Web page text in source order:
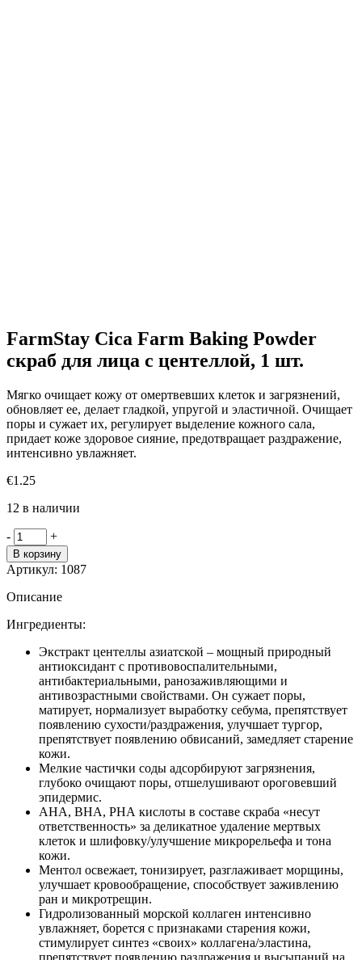
FarmStay Cica Farm Baking Powder
скраб для лица с центеллой, 1 шт.
Мягко очищает кожу от омертвевших клеток и загрязнений,
обновляет ее, делает гладкой, упругой и эластичной. Очищает
поры и сужает их, регулирует выделение кожного сала,
придает коже здоровое сияние, предотвращает раздражение,
интенсивно увлажняет.
€1.25
12 в наличии
- Количество
товара
FarmStay
Cica
Farm
Powder
для
лица
центеллой,
+
В корзину
Артикул: 1087
Описание
Ингредиенты:
Экстракт центеллы азиатской – мощный природный
антиоксидант с противовоспалительными,
антибактериальными, ранозаживляющими и
антивозрастными свойствами. Он сужает поры,
матирует, нормализует выработку себума, препятствует
появлению сухости/раздражения, улучшает тургор,
препятствует появлению обвисаний, замедляет старение
кожи.
Мелкие частички соды адсорбируют загрязнения,
глубоко очищают поры, отшелушивают ороговевший
эпидермис.
АНА, ВНА, РНА кислоты в составе скраба «несут
ответственность» за деликатное удаление мертвых
клеток и шлифовку/улучшение микрорельефа и тона
кожи.
Ментол освежает, тонизирует, разглаживает морщины,
улучшает кровообращение, способствует заживлению
ран и микротрещин.
Гидролизованный морской коллаген интенсивно
увлажняет, борется с признаками старения кожи,
стимулирует синтез «своих» коллагена/эластина,
препятствует появлению раздражения и высыпаний на